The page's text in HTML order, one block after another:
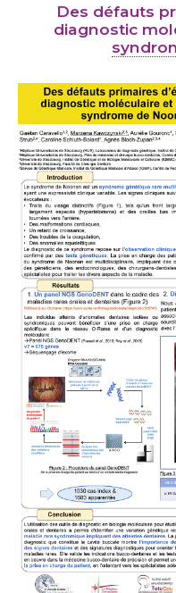
Des défauts
diagnostic